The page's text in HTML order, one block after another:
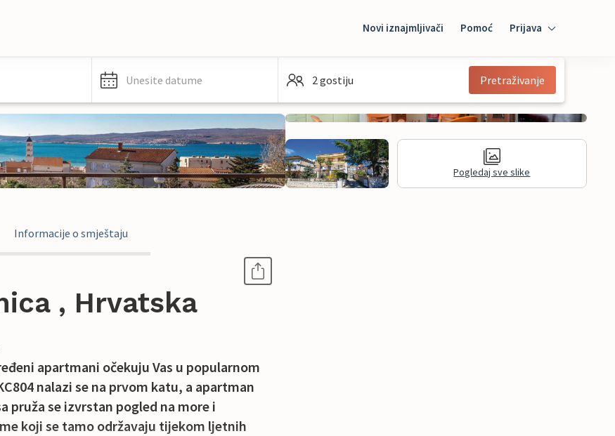
Novi iznajmljivači Pomoć Prijava
Mybooking
Unesite datume 2 gostiju Pretraživanje
Pogledaj sve slike
Informacije o smještaju
, Hrvatska
apartmani očekuju Vas u popularnom
nalazi se na prvom katu, a apartman
pruža se izvrstan pogled na more i
koji se tamo održavaju tijekom ljetnih